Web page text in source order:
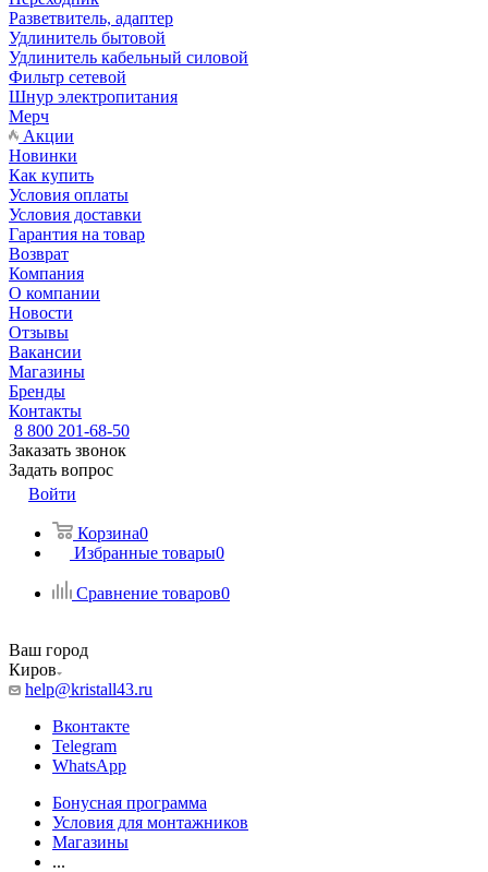
Разветвитель, адаптер
Удлинитель бытовой
Удлинитель кабельный силовой
Фильтр сетевой
Шнур электропитания
Мерч
Акции
Новинки
Как купить
Условия оплаты
Условия доставки
Гарантия на товар
Возврат
Компания
О компании
Новости
Отзывы
Вакансии
Магазины
Бренды
Контакты
8 800 201-68-50
Заказать звонок
Задать вопрос
Войти
Корзина0
Избранные товары0
Сравнение товаров0
Ваш город
Киров
help@kristall43.ru
Вконтакте
Telegram
WhatsApp
Бонусная программа
Условия для монтажников
Магазины
...